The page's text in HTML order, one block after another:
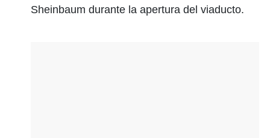
Sheinbaum durante la apertura del viaducto.